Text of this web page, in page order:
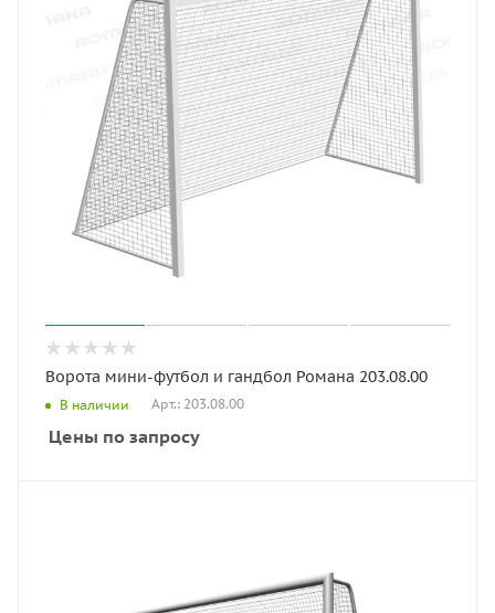
Ворота мини-футбол и гандбол Романа 203.08.00
В наличии Арт.: 203.08.00
Цены по запросу